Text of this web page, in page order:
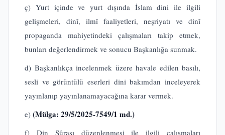
ç) Yurt içinde ve yurt dışında İslam dini ile ilgili
gelişmeleri, dinî, ilmî faaliyetleri, neşriyatı ve dinî
propaganda mahiyetindeki çalışmaları takip etmek,
bunları değerlendirmek ve sonucu Başkanlığa sunmak.
d) Başkanlıkça incelenmek üzere havale edilen basılı,
sesli ve görüntülü eserleri dini bakımdan inceleyerek
yayınlanıp yayınlanamayacağına karar vermek.
e) (Mülga: 29/5/2025-7549/1 md.)
f) Din Şûrası düzenlenmesi ile ilgili çalışmaları